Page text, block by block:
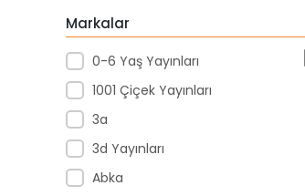
Markalar
0-6 Yaş Yayınları
1001 Çiçek Yayınları
3a
3d Yayınları
Abka